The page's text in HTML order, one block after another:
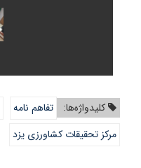
کلیدواژه‌ها: تفاهم نامه
مرکز تحقیقات کشاورزی یزد